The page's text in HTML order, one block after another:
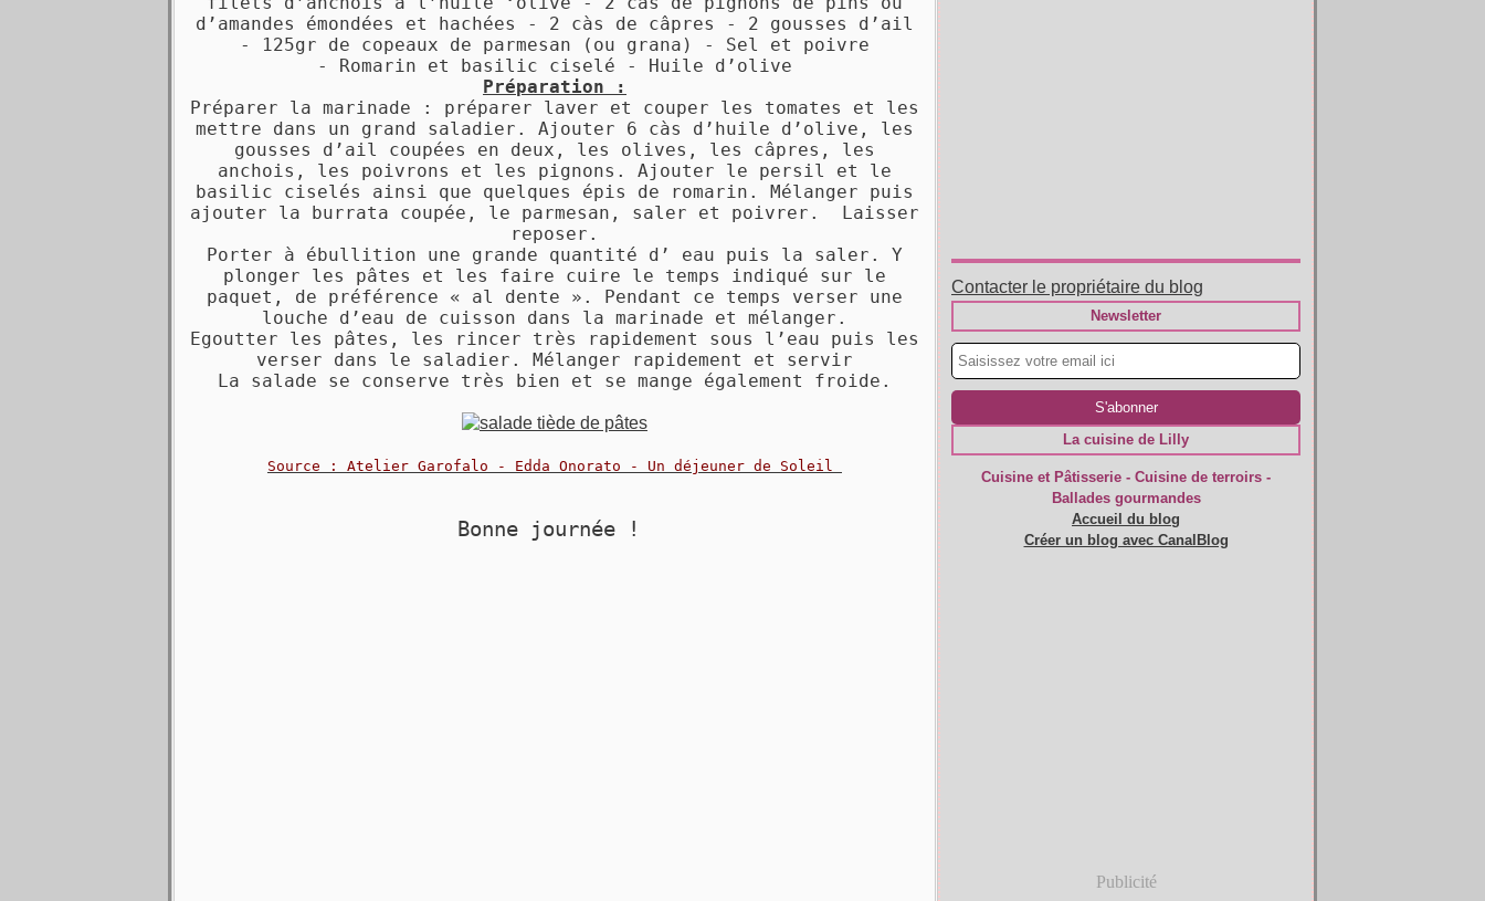
d’amandes émondées et hachées - 2 càs de câpres - 2 gousses d’ail
-
125gr de copeaux de parmesan (ou grana) - Sel et poivre
- Romarin et basilic ciselé - Huile d’olive
Préparation :
Préparer la marinade : préparer laver et couper les tomates et les
mettre dans un grand saladier. Ajouter 6 càs d’huile d’olive, les
gousses d’ail coupées en deux, les olives, les câpres, les
anchois, les poivrons et les pignons. Ajouter le persil et le
basilic ciselés ainsi que quelques épis de romarin. Mélanger puis
ajouter la burrata coupée, le parmesan, saler et poivrer. Laisser
reposer.
Porter à ébullition une grande quantité d’ eau puis la saler. Y
plonger les pâtes et les faire cuire le temps indiqué sur le
paquet, de préférence « al dente ». Pendant ce temps verser une
louche d’eau de cuisson dans la marinade et mélanger.
Egoutter les pâtes, les rincer très rapidement sous l’eau puis les
verser dans le saladier. Mélanger rapidement et servir
La salade se conserve très bien et se mange également froide.
Source : Atelier Garofalo - Edda Onorato - Un déjeuner de Soleil
Bonne journée !
Contacter le propriétaire du blog
Newsletter
La cuisine de Lilly
Cuisine et Pâtisserie - Cuisine de terroirs -
Ballades gourmandes
Accueil du blog
Créer un blog avec CanalBlog
Publicité